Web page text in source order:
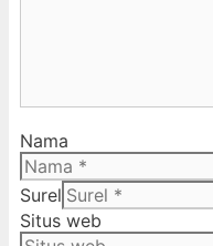
Nama
Surel
Situs web